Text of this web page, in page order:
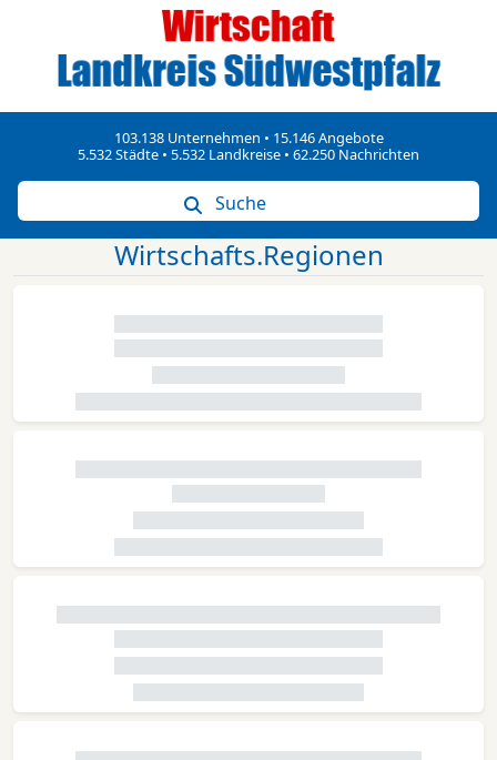
103.138 Unternehmen • 15.146 Angebote
5.532 Städte • 5.532 Landkreise • 62.250 Nachrichten
Suche
Wirtschafts.Regionen